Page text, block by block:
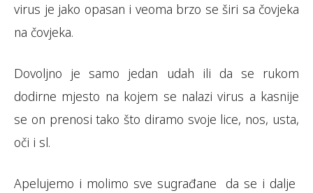
virus je jako opasan i veoma brzo se širi sa čovjeka
na čovjeka.
Dovoljno je samo jedan udah ili da se rukom
dodirne mjesto na kojem se nalazi virus a kasnije
se on prenosi tako što diramo svoje lice, nos, usta,
oči i sl.
Apelujemo i molimo sve sugrađane da se i dalje